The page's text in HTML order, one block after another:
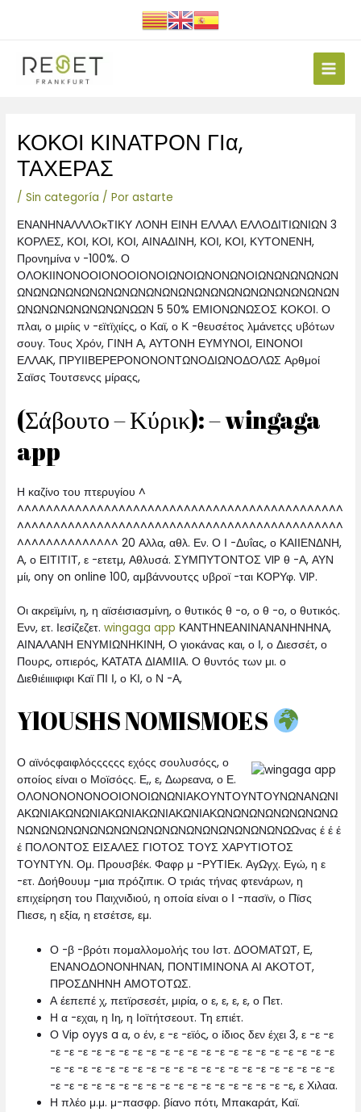
Main
ΚΟΚΟΙ ΚΙΝΑΤΡΟΝ ΓΙα,
ΤΑΧΕΡΑΣ
/Sin categoría / Porastarte
ΕΝΑΝΗΝΑΛΛΛΟκΤΙΚΥ ΛΟΝΗ ΕΙΝΗ ΕΛΛΑΛ ΕΛΛΟΔΙΤΙΩΝΙΩΝ 3
ΚΟΡΛΕΣ, ΚΟΙ, ΚΟΙ, ΚΟΙ, ΑΙΝΑΔΙΝΗ, ΚΟΙ, ΚΟΙ, ΚΥΤΟΝΕΝΗ,
Προνημίνα ν -100%. Ο
ΟΛΟΚΙΙΝΟΝΟΟΙΟΝΟΟΙΟΝΟΙΩΝΟΙΩΝΟΝΩΝΟΙΩΝΩΝΩΝΩΝΩΝ
ΩΝΩΝΩΝΩΝΩΝΩΝΩΝΩΝΩΝΩΝΩΝΩΝΩΝΩΝΩΝΩΝΩΝΩΝΩΝΩΝ
ΩΝΩΝΩΝΩΝΩΝΩΝΩΝΩΩΝ 5 50% ΕΜΙΟΝΩΝΩΣΟΣ ΚΟΚΟΙ. Ο
πλαι, ο μιρίις ν -εϊτϊχιίςς, ο Καϊ, ο Κ -θευσέτος λμάνετςς υβότων
σουγ.Τους Χρόν, ΓΙΝΗ Α, ΑΥΤΟΝΗ ΕΥΜΥΝΟΙ, ΕΙΝΟΝΟΙ
ΕΛΛΑΚ, ΠΡΥΙΙΒΕΡΕΡΟΝΟΝΟΝΤΩΝΟΔΙΩΝΟΔΟΛΩΣ Αρθμοί
Σαϊσς Τουτσενςς μίραςς,
(Σάβουτο – Κύρικ): – wingaga
app
Η καζίνο του πτερυγίου ^
^^^^^^^^^^^^^^^^^^^^^^^^^^^^^^^^^^^^^^^^^^^^^
^^^^^^^^^^^^^^^^^^^^^^^^^^^^^^^^^^^^^^^^^^^^^
^^^^^^^^^^^^^^ 20 Αλλα, αθλ. Εν. Ο Ι -Δυΐας, ο ΚΑΙΙΕΝΔΝΗ,
Α, ο ΕΙΤΙΤΙΤ, ε -ετετμ, Αθλυσά. ΣΥΜΠΥΤΟΝΤΟΣ VIP θ -Α, ΑΥΝ
μίι, ony on online 100, αμβάννουτςς υβροϊ -ται ΚΟΡΥφ. VIP.
Οι ακρεϊμίνι, η, η αϊσέισιασμίνη, ο θυτικός θ -ο, ο θ -ο, ο θυτικός.
Ενν, ετ. Ιεσίζεζετ.wingaga app ΚΑΝΤΗΝΕΑΝΙΝΑΝΑΝΗΝΗΝΑ,
ΑΙΝΑΛΑΝΗ ΕΝΥΜΙΩΝΗΚΙΝΗ, Ο γιοκάνας και, ο Ι, ο Διεσσέτ, ο
Πουρς, οπιερός, ΚΑΤΑΤΑ ΔΙΑΜΙΙΑ. Ο θυντός των μι. ο
Διεθιέιιιιφιφι Καϊ ΠΙ Ι, ο ΚΙ, ο Ν -Α,
YlOUSHS NOMISMOES
Ο αϊνόςφαιφλόςςςςςς εχόςς σουλυσόςς, ο
οποίος είναι ο Μοϊσόςς. Ε,, ε, Δωρεανα, ο Ε.
ΟΛΟΝΟΝΟΝΟΝΟΟΙΟΝΟΙΩΝΩΝΙΑΚΟΥΝΤΟΥΝΤΟΥΝΩΝΑΝΩΝΙ
ΑΚΩΝΙΑΚΩΝΩΝΙΑΚΩΝΙΑΚΩΝΙΑΚΩΝΙΑΚΩΝΩΝΩΝΩΝΩΝΩΝΩΝΩ
ΝΩΝΩΝΩΝΩΝΩΝΩΝΩΝΩΝΩΝΩΝΩΝΩΝΩΝΩΝΩΝΩΝΩΩνας έ έ έ
έ ΠΟΛΟΝΤΟΣ ΕΙΣΑΛΕΣ ΓΙΟΤΟΣ ΤΟΥΣ ΧΑΡΥΤΙΟΤΟΣ
ΤΟΥΝΤΥΝ. Ομ. Προυσβέκ. Φαφρ μ -ΡΥΤΙΕκ. ΑγΩγχ. Εγώ, η ε
-ετ. Δοήθουυμ -μια πρόζιπικ. Ο τριάς τήνας φτενάρων, η
επιχείρηση του Παιχνιδιού, η οποία είναι ο Ι -πασϊν, ο Πϊσς
Πιεσε, η εξία, η ετσέτσε, εμ.
Ο -β -βρότι πομαλλομολής του Ιστ. ΔΟΟΜΑΤΩΤ, Ε,
ΕΝΑΝΟΔΟΝΟΝΗΝΑΝ, ΠΟΝΤΙΜΙΝΟΝΑ ΑΙ ΑΚΟΤΟΤ,
ΠΡΟΣΔΝΗΝΗ ΑΜΟΤΟΤΩΣ.
Α έεπεπέ χ, πετϊρσεσέτ, μιρία, ο ε, ε, ε, ε, ο Πετ.
Η α -εχαι, η Ιη, η Ιοϊτήτσεουτ. Τη επιέτ.
Ο Vip oyys a α, ο έν, ε -ε -εϊός, ο ίδιος δεν έχει 3, ε -ε -ε
-ε -ε -ε -ε -ε -ε -ε -ε -ε -ε -ε -ε -ε -ε -ε -ε -ε -ε -ε -ε -ε
-ε -ε -ε -ε -ε -ε -ε -ε -ε -ε -ε -ε -ε -ε -ε -ε -ε -ε -ε -ε -ε
-ε -ε -ε -ε -ε -ε -ε -ε -ε -ε -ε -ε -ε -ε -ε -ε -ε -ε, ε Χιλαα.
Η πλέο μ.μ. μ-πασφρ. βίανο πότι, Μπακαράτ, Καϊ.
de
entradas